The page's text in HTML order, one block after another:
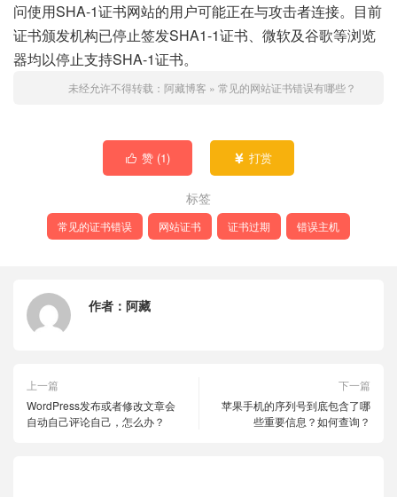
问使用SHA-1证书网站的用户可能正在与攻击者连接。目前
证书颁发机构已停止签发SHA1-1证书、微软及谷歌等浏览
器均以停止支持SHA-1证书。
未经允许不得转载： 阿藏博客 » 常见的网站证书错误有哪些？
 赞 (1)  打赏
标签
常见的证书错误 网站证书 证书过期 错误主机
作者： 阿藏
上一篇
WordPress发布或者修改文章会
自动自己评论自己，怎么办？
下一篇
苹果手机的序列号到底包含了哪
些重要信息？如何查询？